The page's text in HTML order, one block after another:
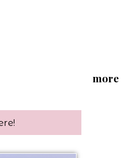
more